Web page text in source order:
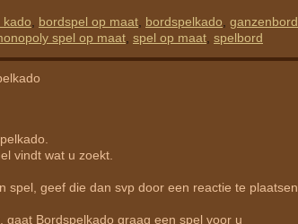
kado bordspel op maat bordspelkado ganzenbord
spel op maat spel op maat spelbord
vindt wat u zoekt.
spel, geef die dan svp door een reactie te plaatsen
, gaat Bordspelkado graag een spel voor u